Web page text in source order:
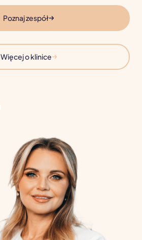
Poznaj zespół
Więcej o klinice